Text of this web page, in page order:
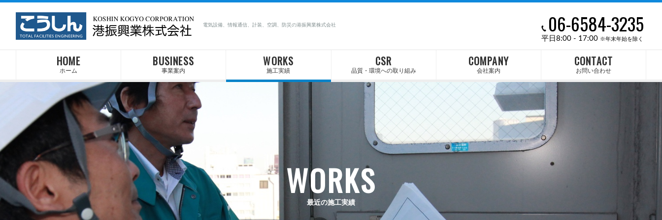
電気設備、情報通信、計装、空調、防災の港振興業株式会社 06-6584-3235
平日8:00 - 17:00 ※年末年始を除く
HOME
ホーム
BUSINESS
事業案内
WORKS
施工実績
CSR
品質・環境への取り組み
COMPANY
会社案内
CONTACT
お問い合わせ
WORKS
最近の施工実績